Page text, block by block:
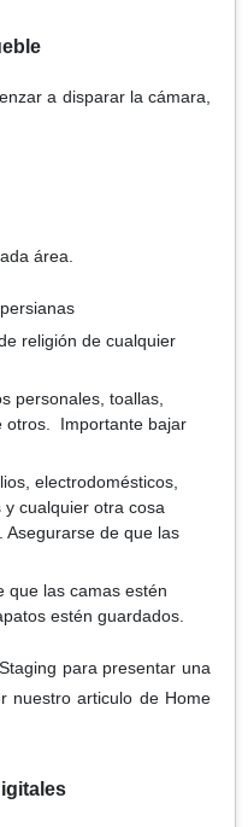
a disparar la cámara,
área.
religión de cualquier
personales, toallas,
otros. Importante bajar
electrodomésticos,
cualquier otra cosa
Asegurarse de que las
que las camas estén
estén guardados.
para presentar una
nuestro articulo de Home